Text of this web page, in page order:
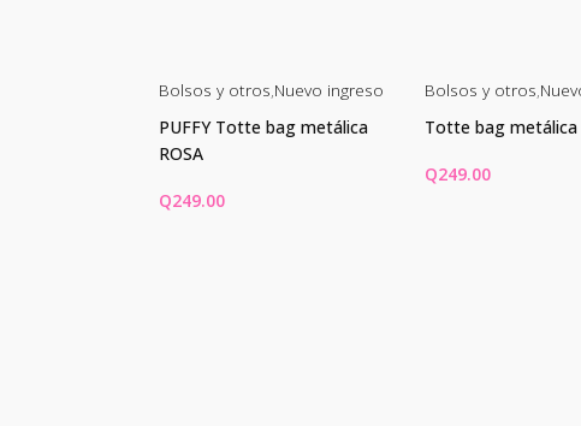
Bolsos y otros,Nuevo ingreso
PUFFY Totte bag metálica
ROSA
Q249.00
Bolsos y otros,
Totte bag metálica
Q249.00